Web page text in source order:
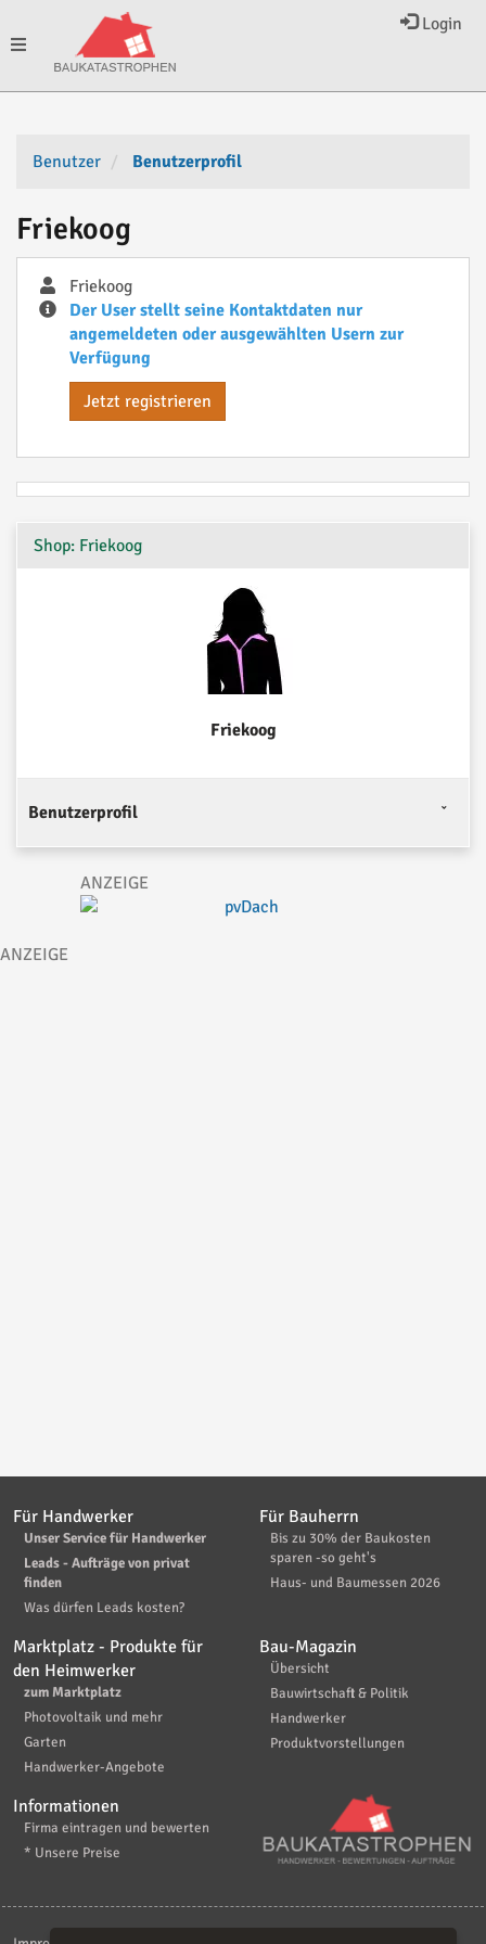
Login
Toggle
Benutzer
Benutzerprofil
Friekoog
Friekoog
Der User stellt seine Kontaktdaten nur
angemeldeten oder ausgewählten Usern zur
Verfügung
Jetzt registrieren
Shop: Friekoog
Friekoog
Benutzerprofil
Für Handwerker
Unser Service für Handwerker
Leads - Aufträge von privat
finden
Was dürfen Leads kosten?
Für Bauherrn
Bis zu 30% der Baukosten
sparen -so geht's
Haus- und Baumessen 2026
Marktplatz - Produkte für
den Heimwerker
zum Marktplatz
Photovoltaik und mehr
Garten
Handwerker-Angebote
Bau-Magazin
Übersicht
Bauwirtschaft & Politik
Handwerker
Produktvorstellungen
Informationen
Firma eintragen und bewerten
* Unsere Preise